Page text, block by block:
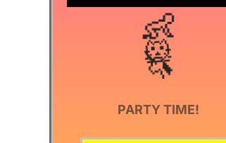
1
👶
🐹
🦄
PARTY TIME!